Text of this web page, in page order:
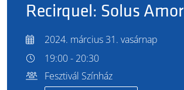
Recirquel: Solus Amor
2024. március 31. vasárnap
19:00 - 20:30
Fesztivál Színház